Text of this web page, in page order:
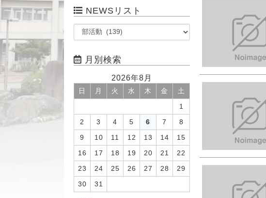
NEWSリスト
月別検索
2026年8月
日 月 火 水 木 金 土
1
2 3 4 5 6 7 8
9 10 11 12 13 14 15
16 17 18 19 20 21 22
23 24 25 26 27 28 29
30 31